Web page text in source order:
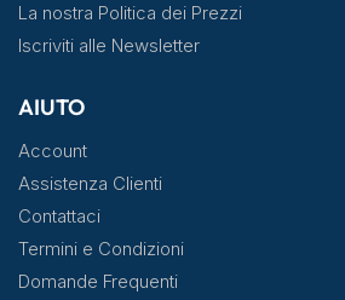
La nostra Politica dei Prezzi
Iscriviti alle Newsletter
AIUTO
Account
Assistenza Clienti
Contattaci
Termini e Condizioni
Domande Frequenti